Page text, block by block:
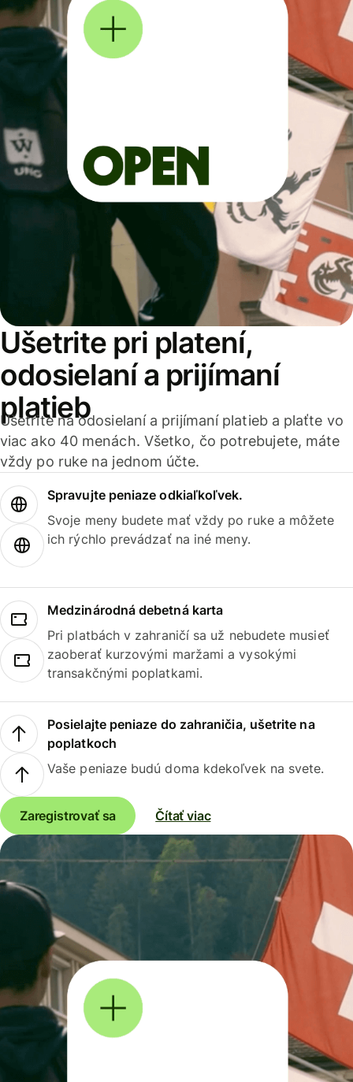
Ušetrite pri platení,
odosielaní a prijímaní
platieb
Ušetrite na odosielaní a prijímaní platieb a plaťte vo
viac ako 40 menách. Všetko, čo potrebujete, máte
vždy po ruke na jednom účte.
Spravujte peniaze odkiaľkoľvek.
Svoje meny budete mať vždy po ruke a môžete
ich rýchlo prevádzať na iné meny.
Medzinárodná debetná karta
Pri platbách v zahraničí sa už nebudete musieť
zaoberať kurzovými maržami a vysokými
transakčnými poplatkami.
Posielajte peniaze do zahraničia, ušetrite na
poplatkoch
Vaše peniaze budú doma kdekoľvek na svete.
Zaregistrovať sa Čítať viac